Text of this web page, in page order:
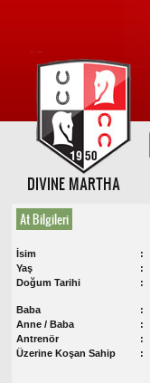
DIVINE MARTHA
At Bilgileri
İsim
Yaş
Doğum Tarihi
Baba
Anne / Baba
Antrenör
Üzerine Koşan Sahip